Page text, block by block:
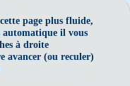
page plus fluide,
automatique il vous
à droite
avancer (ou reculer)